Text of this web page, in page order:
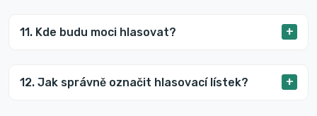
11. Kde budu moci hlasovat?
12. Jak správně označit hlasovací lístek?